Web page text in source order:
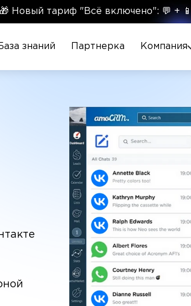
🎁 Новый тариф "Всё включено": 💬 + 📱
знаний Партнерка Компания